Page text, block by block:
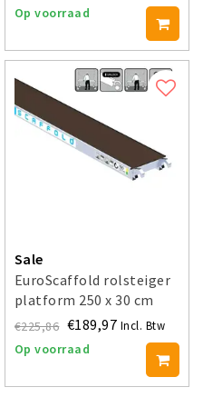
Op voorraad
Sale
EuroScaffold rolsteiger
platform 250 x 30 cm
€225,86 €189,97 Incl. Btw
Op voorraad